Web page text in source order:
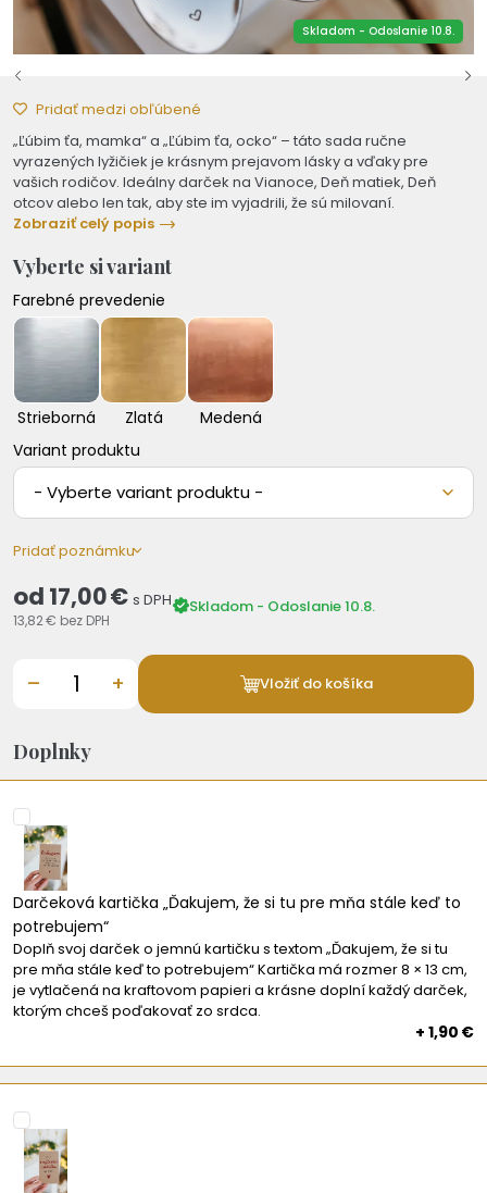
Skladom - Odoslanie 10.8.
Pridať medzi obľúbené
„Ľúbim ťa, mamka“ a „Ľúbim ťa, ocko“ – táto sada ručne
vyrazených lyžičiek je krásnym prejavom lásky a vďaky pre
vašich rodičov. Ideálny darček na Vianoce, Deň matiek, Deň
otcov alebo len tak, aby ste im vyjadrili, že sú milovaní.
Zobraziť celý popis
Vyberte si variant
Farebné prevedenie
Strieborná Zlatá
Medená
Variant produktu
- Vyberte variant produktu -
Pridať poznámku
od 17,00 € s DPH
13,82 € bez DPH
Skladom - Odoslanie 10.8.
– + Vložiť do košíka
Doplnky
Darčeková kartička „Ďakujem, že si tu pre mňa stále keď to
potrebujem“
Doplň svoj darček o jemnú kartičku s textom „Ďakujem, že si tu
pre mňa stále keď to potrebujem“ Kartička má rozmer 8 × 13 cm,
je vytlačená na kraftovom papieri a krásne doplní každý darček,
ktorým chceš poďakovať zo srdca.
+ 1,90 €